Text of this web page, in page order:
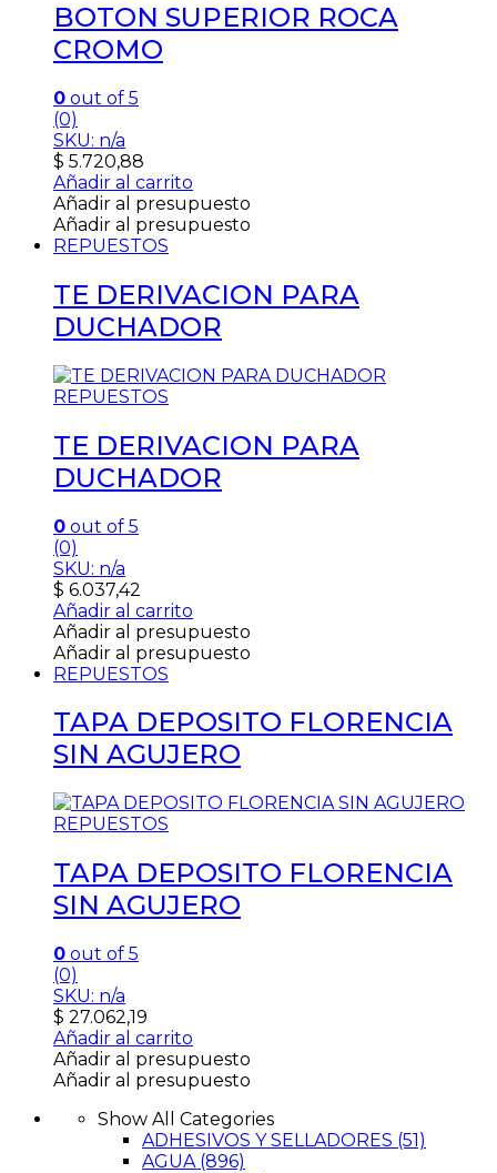
BOTON SUPERIOR ROCA
CROMO
0 out of 5
(0)
SKU: n/a
$ 5.720,88
Añadir al carrito
Añadir al presupuesto
Añadir al presupuesto
REPUESTOS
TE DERIVACION PARA
DUCHADOR
REPUESTOS
TE DERIVACION PARA
DUCHADOR
0 out of 5
(0)
SKU: n/a
$ 6.037,42
Añadir al carrito
Añadir al presupuesto
Añadir al presupuesto
REPUESTOS
TAPA DEPOSITO FLORENCIA
SIN AGUJERO
REPUESTOS
TAPA DEPOSITO FLORENCIA
SIN AGUJERO
0 out of 5
(0)
SKU: n/a
$ 27.062,19
Añadir al carrito
Añadir al presupuesto
Añadir al presupuesto
Show All Categories
ADHESIVOS Y SELLADORES (51)
AGUA (896)